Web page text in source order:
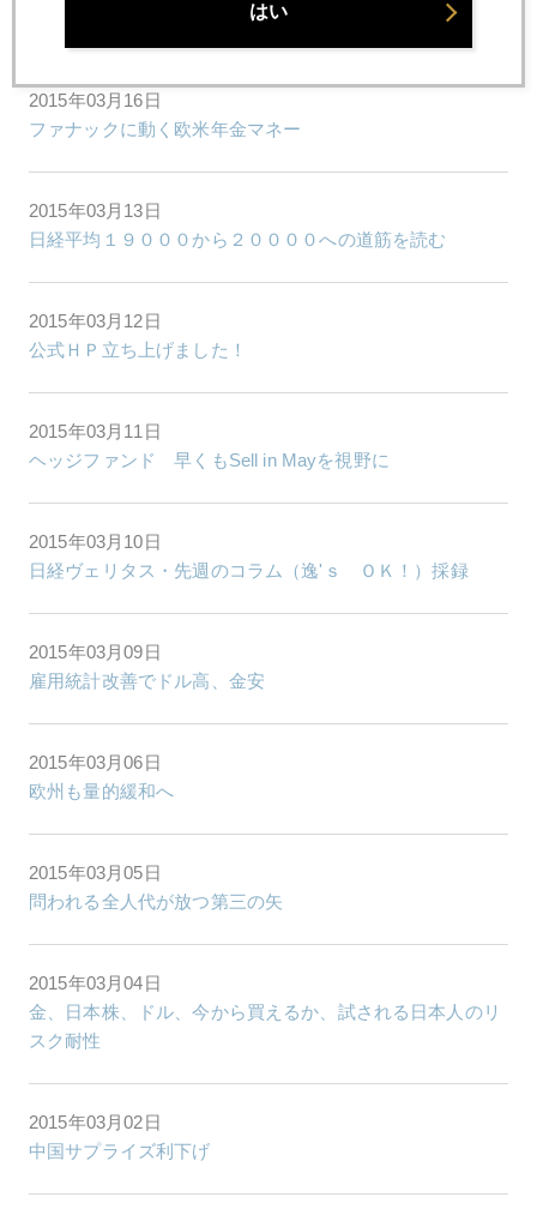
米利上げ、イエレン氏が狙う合わせ技とは
2015年03月16日
ファナックに動く欧米年金マネー
2015年03月13日
日経平均１９０００から２００００への道筋を読む
2015年03月12日
公式ＨＰ立ち上げました！
2015年03月11日
ヘッジファンド 早くもSell in Mayを視野に
2015年03月10日
日経ヴェリタス・先週のコラム（逸'ｓ ＯＫ！）採録
2015年03月09日
雇用統計改善でドル高、金安
2015年03月06日
欧州も量的緩和へ
2015年03月05日
問われる全人代が放つ第三の矢
2015年03月04日
金、日本株、ドル、今から買えるか、試される日本人のリ
スク耐性
2015年03月02日
中国サプライズ利下げ
はい